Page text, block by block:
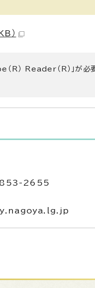
）
R） Reader（R）」が必
853-2655